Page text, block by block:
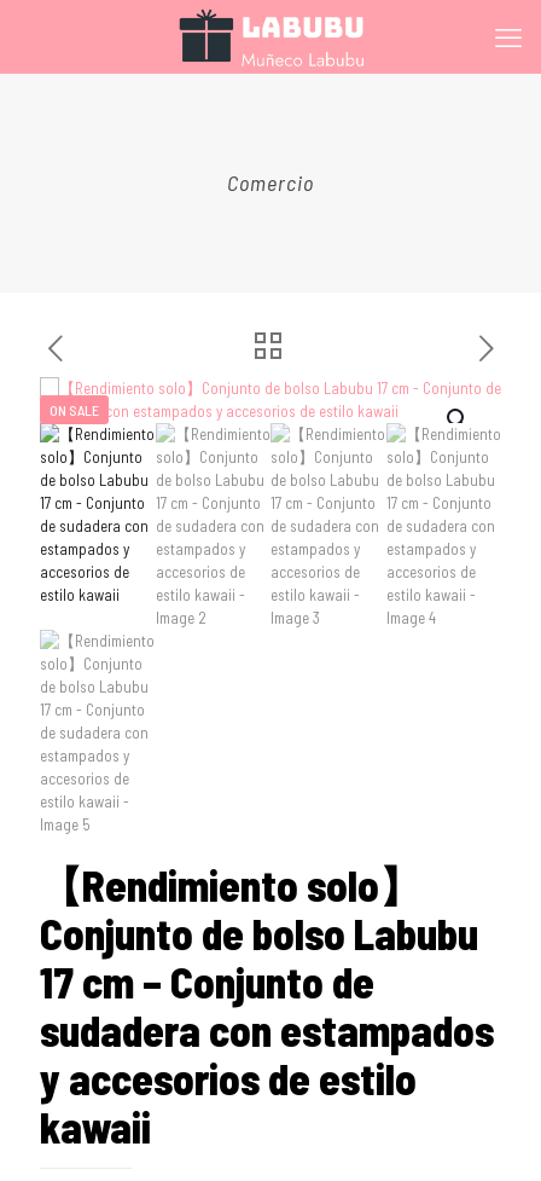
Comercio
ON SALE
【Rendimiento solo】
Conjunto de bolso Labubu
17 cm – Conjunto de
sudadera con estampados
y accesorios de estilo
kawaii